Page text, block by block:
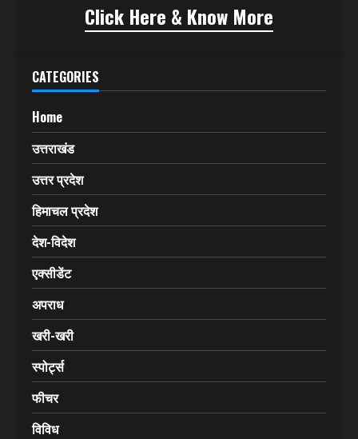
Click Here & Know More
CATEGORIES
Home
उत्तराखंड
उत्तर प्रदेश
हिमाचल प्रदेश
देश-विदेश
एक्सीडेंट
अपराध
खरी-खरी
स्पोर्ट्स
फीचर
विविध